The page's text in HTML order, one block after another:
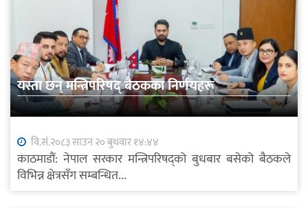
यस्ता छन् मन्त्रिपरिषद् बैठकका निर्णयहरू
वि.सं.२०८३ साउन २० बुधवार १४:४४
काठमाडौं: नेपाल सरकार मन्त्रिपरिषद्को बुधबार बसेको बैठकले
विभिन्न क्षेत्रसँग सम्बन्धित...